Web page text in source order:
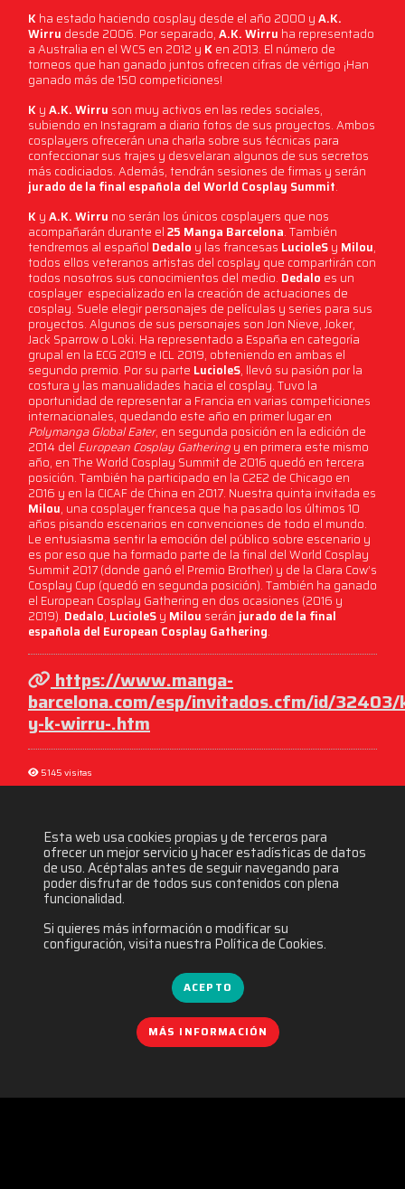
K ha estado haciendo cosplay desde el año 2000 yA.K.
Wirru desde 2006. Por separado,A.K. Wirru ha representado
a Australia en el WCS en 2012 y K en 2013. El número de
torneos que han ganado juntos ofrecen cifras de vértigo ¡Han
ganado más de 150 competiciones!
K yA.K. Wirru son muy activos en las redes sociales,
subiendo en Instagram a diario fotos de sus proyectos. Ambos
cosplayers ofrecerán una charla sobre sus técnicas para
confeccionar sus trajes y desvelaran algunos de sus secretos
más codiciados. Además, tendrán sesiones de firmas y serán
jurado de la final española del World Cosplay Summit.
K yA.K. Wirru no serán los únicos cosplayers que nos
acompañarán durante el25 Manga Barcelona. También
tendremos al español Dedalo y las francesas LucioleSy Milou,
todos ellos veteranos artistas del cosplay que compartirán con
todos nosotros sus conocimientos del medio. Dedalo es un
cosplayer especializado en la creación de actuaciones de
cosplay. Suele elegir personajes de películas y series para sus
proyectos. Algunos de sus personajes son Jon Nieve, Joker,
Jack Sparrow o Loki. Ha representado a España en categoría
grupal en la ECG 2019 e ICL 2019, obteniendo en ambas el
segundo premio. Por su parte LucioleS, llevó su pasión por la
costura y las manualidades hacia el cosplay. Tuvo la
oportunidad de representar a Francia en varias competiciones
internacionales, quedando este año en primer lugar en
Polymanga Global Eater, en segunda posición en la edición de
2014 del European Cosplay Gatheringy en primera este mismo
año, en The World Cosplay Summit de 2016 quedó en tercera
posición. También ha participado en la C2E2 de Chicago en
2016 y en la CICAF de China en 2017. Nuestra quinta invitada es
Milou, una cosplayer francesa que ha pasado los últimos 10
años pisando escenarios en convenciones de todo el mundo.
Le entusiasma sentir la emoción del público sobre escenario y
es por eso que ha formado parte de la final del World Cosplay
Summit 2017 (donde ganó el Premio Brother) y de la Clara Cow’s
Cosplay Cup (quedó en segunda posición). También ha ganado
el European Cosplay Gathering en dos ocasiones (2016 y
2019). Dedalo, LucioleSy Milou seránjurado de la final
española del European Cosplay Gathering.
https://www.manga-
barcelona.com/esp/invitados.cfm/id/32403/
y-k-wirru-.htm
5145 visitas
Esta web usa cookies propias y de terceros para
ofrecer un mejor servicio y hacer estadísticas de datos
de uso. Acéptalas antes de seguir navegando para
poder disfrutar de todos sus contenidos con plena
funcionalidad.
Si quieres más información o modificar su
configuración, visita nuestra Política de Cookies.
ACEPTO
MÁS INFORMACIÓN